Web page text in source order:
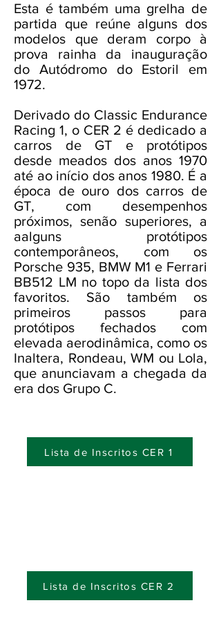
Esta é também uma grelha de
partida que reúne alguns dos
modelos que deram corpo à
prova rainha da inauguração
do Autódromo do Estoril em
1972.
Derivado do Classic Endurance
Racing 1, o CER 2 é dedicado a
carros de GT e protótipos
desde meados dos anos 1970
até ao início dos anos 1980. É a
época de ouro dos carros de
GT, com desempenhos
próximos, senão superiores, a
aalguns protótipos
contemporâneos, com os
Porsche 935, BMW M1 e Ferrari
BB512 LM no topo da lista dos
favoritos. São também os
primeiros passos para
protótipos fechados com
elevada aerodinâmica, como os
Inaltera, Rondeau, WM ou Lola,
que anunciavam a chegada da
era dos Grupo C.
Lista de Inscritos CER 1
Lista de Inscritos CER 2